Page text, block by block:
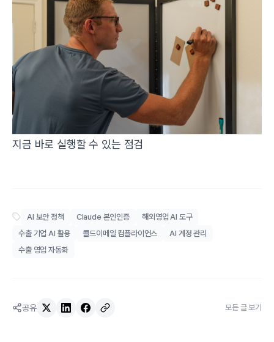
지금 바로 실행할 수 있는 점검
AI 보안 정책 Claude 본인인증
해외영업 AI 도구
수출 기업 AI 활용
콜드이메일 컴플라이언스
AI 계정 관리
수출 영업 자동화
공유 모든 글 보기